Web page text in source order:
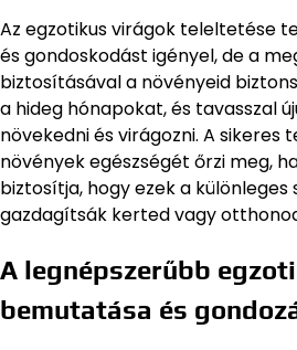
Az egzotikus virágok teleltetése
és gondoskodást igényel, de a
biztosításával a növényeid
a hideg hónapokat, és tavasszal
növekedni és virágozni. A sikeres
növények egészségét őrzi meg,
biztosítja, hogy ezek a
gazdagítsák kerted vagy
A legnépszerűbb
bemutatása és